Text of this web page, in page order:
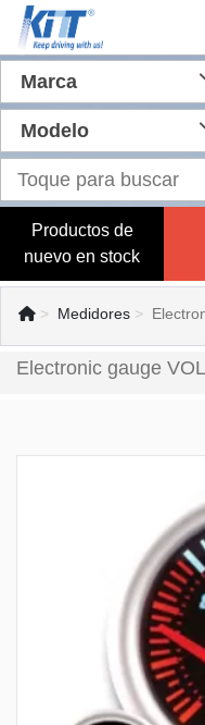
Marca
Modelo
Productos de
nuevo en stock
Medidores
Electronic gauge